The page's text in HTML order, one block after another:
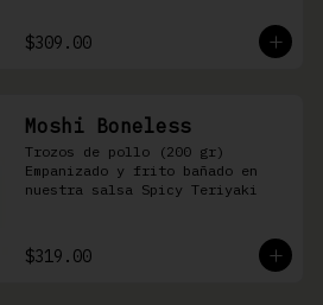
$309.00
Moshi Boneless
Trozos de pollo (200 gr)
Empanizado y frito bañado en
nuestra salsa Spicy Teriyaki
$319.00